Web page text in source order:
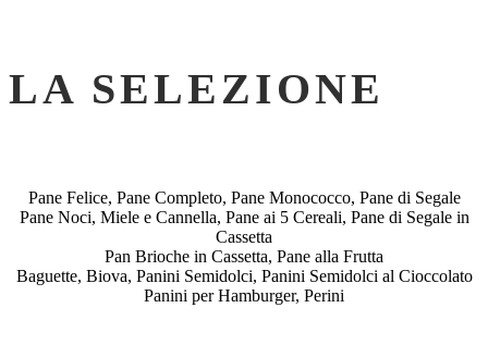
LA SELEZIONE
Pane Felice, Pane Completo, Pane Monococco, Pane di Segale
Pane Noci, Miele e Cannella, Pane ai 5 Cereali, Pane di Segale in
Cassetta
Pan Brioche in Cassetta, Pane alla Frutta
Baguette, Biova, Panini Semidolci, Panini Semidolci al Cioccolato
Panini per Hamburger, Perini